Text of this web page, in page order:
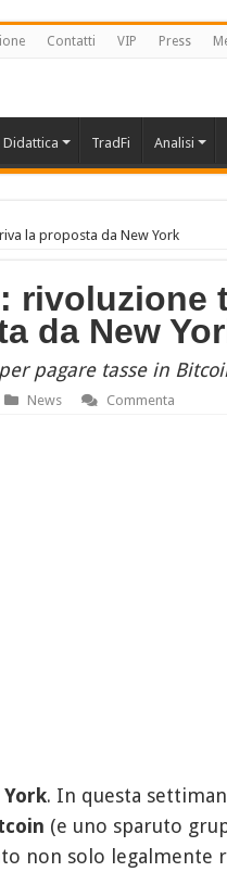
Contatti VIP Press
Didattica TradFi Analisi
la proposta da New York
rivoluzione
da New
pagare tasse in
News Commenta
. In questa
(e uno sparuto
non solo legalmente